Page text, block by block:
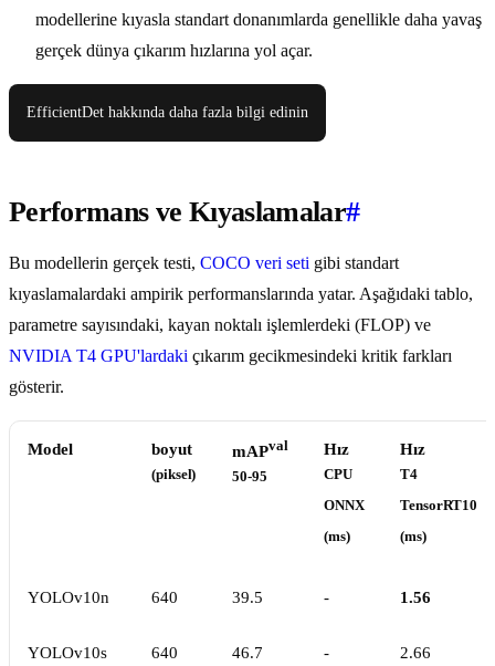
modellerine kıyasla standart donanımlarda genellikle daha yavaş
gerçek dünya çıkarım hızlarına yol açar.
EfficientDet hakkında daha fazla bilgi edinin
Performans ve Kıyaslamalar#
Bu modellerin gerçek testi, COCO veri seti gibi standart
kıyaslamalardaki ampirik performanslarında yatar. Aşağıdaki tablo,
parametre sayısındaki, kayan noktalı işlemlerdeki (FLOP) ve
NVIDIA T4 GPU'lardaki çıkarım gecikmesindeki kritik farkları
gösterir.
Model boyut
(piksel)
mAPval
50-95
Hız
CPU
ONNX
(ms)
Hız
T4
TensorRT10
(ms)
YOLOv10n 640 39.5 - 1.56
YOLOv10s 640 46.7 - 2.66